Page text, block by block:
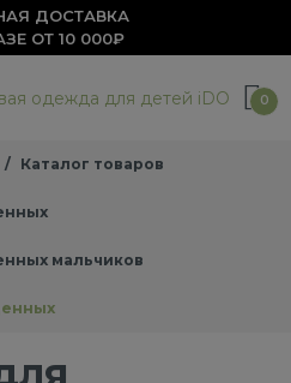
ДОСТАВКА
ОТ 10 000₽
0
Каталог товаров
мальчиков